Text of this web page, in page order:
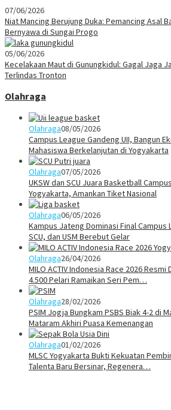
07/06/2026
Niat Mancing Berujung Duka: Pemancing Asal
Bernyawa di Sungai Progo
05/06/2026
Kecelakaan Maut di Gunungkidul: Gagal Jaga
Terlindas Tronton
Olahraga
Olahraga08/05/2026
Campus League Gandeng UII, Bangun
Mahasiswa Berkelanjutan di Yogyakarta
Olahraga07/05/2026
UKSW dan SCU Juara Basketball
Yogyakarta, Amankan Tiket Nasional
Olahraga06/05/2026
Kampus Jateng Dominasi Final Campus
SCU, dan USM Berebut Gelar
Olahraga26/04/2026
MILO ACTIV Indonesia Race 2026
4.500 Pelari Ramaikan Seri Pem…
Olahraga28/02/2026
PSIM Jogja Bungkam PSBS Biak 4-2 di
Mataram Akhiri Puasa Kemenangan
Olahraga01/02/2026
MLSC Yogyakarta Bukti Kekuatan
Talenta Baru Bersinar, Regenera…